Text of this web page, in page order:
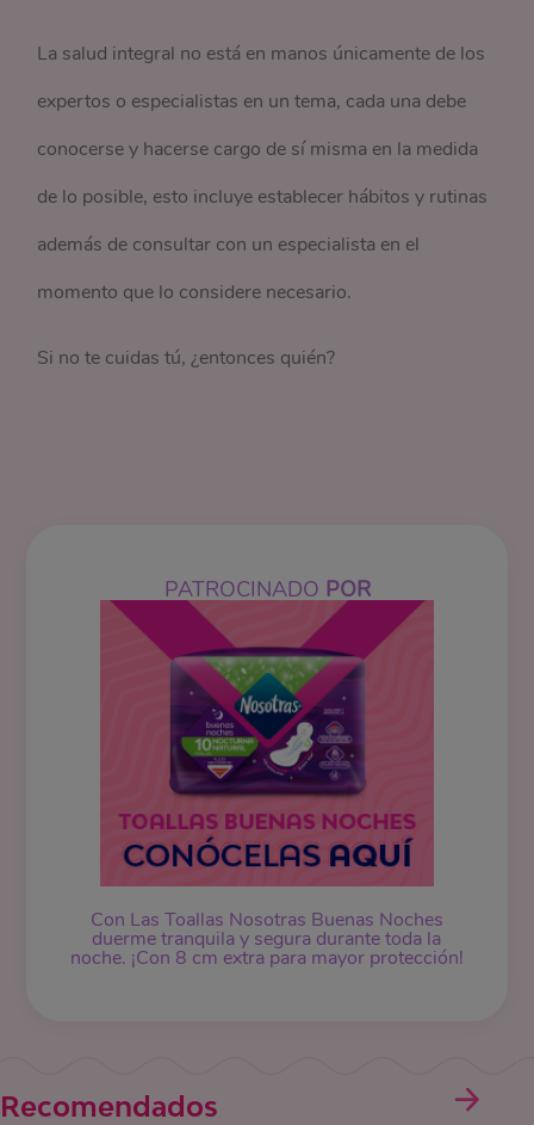
La salud integral no está en manos únicamente de los
expertos o especialistas en un tema, cada una debe
conocerse y hacerse cargo de sí misma en la medida
de lo posible, esto incluye establecer hábitos y rutinas
además de consultar con un especialista en el
momento que lo considere necesario.
Si no te cuidas tú, ¿entonces quién?
PATROCINADO POR
Con Las Toallas Nosotras Buenas Noches
duerme tranquila y segura durante toda la
noche. ¡Con 8 cm extra para mayor protección!
Recomendados